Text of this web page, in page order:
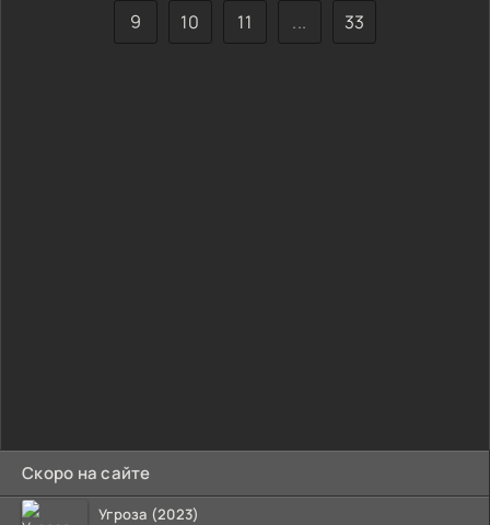
Скоро на сайте
Угроза (2023)
9 10 11 ... 33